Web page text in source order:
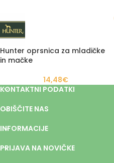
Hunter oprsnica za mladičke
in mačke
14,48€
KONTAKTNI PODATKI
OBIŠČITE NAS
INFORMACIJE
PRIJAVA NA NOVIČKE